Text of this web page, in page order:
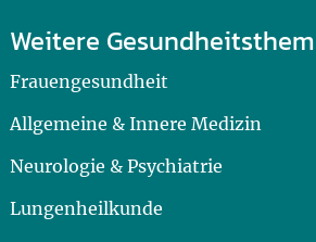
Weitere
Frauengesundheit
Allgemeine & Innere Medizin
Neurologie & Psychiatrie
Lungenheilkunde